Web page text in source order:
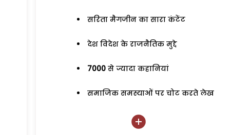
सरिता मैगजीन का सारा कंटेंट
देश विदेश के राजनैतिक मुद्दे
7000 से ज्यादा कहानियां
समाजिक समस्याओं पर चोट करते लेख